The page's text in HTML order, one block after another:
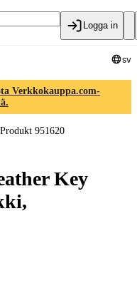
Logga in
sv
Verkkokauppa.com-
Produkt 951620
Key